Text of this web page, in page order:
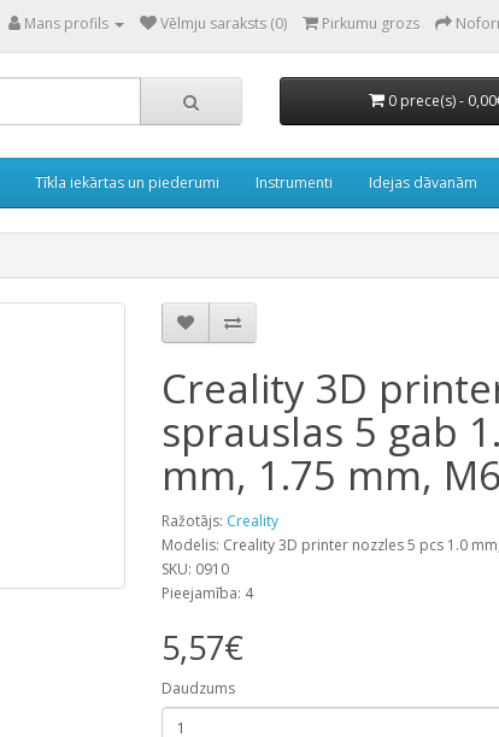
Mans profils Vēlmju saraksts (0) Pirkumu grozs
0 prece(s) -
Tīkla iekārtas un piederumi Instrumenti Idejas dāvanām
Creality 3D
sprauslas 5 gab
mm, 1.75 mm, M6
Ražotājs: Creality
Modelis: Creality 3D printer nozzles 5 pcs 1.0
SKU: 0910
Pieejamība: 4
5,57€
Daudzums